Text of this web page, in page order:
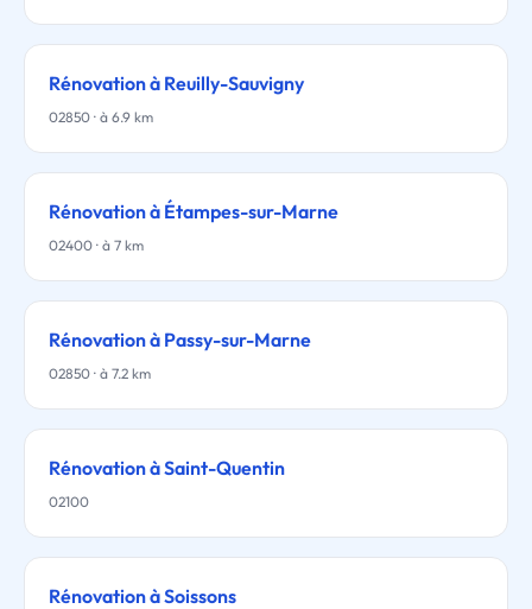
Rénovation à Reuilly-Sauvigny
02850 · à 6.9 km
Rénovation à Étampes-sur-Marne
02400 · à 7 km
Rénovation à Passy-sur-Marne
02850 · à 7.2 km
Rénovation à Saint-Quentin
02100
Rénovation à Soissons